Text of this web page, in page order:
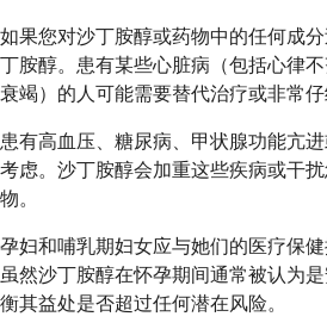
如果您对沙丁胺醇或药物中的任何成
丁胺醇。患有某些心脏病（包括心律
衰竭）的人可能需要替代治疗或非常仔
患有高血压、糖尿病、甲状腺功能亢
考虑。沙丁胺醇会加重这些疾病或干
物。
孕妇和哺乳期妇女应与她们的医疗保健
虽然沙丁胺醇在怀孕期间通常被认为
衡其益处是否超过任何潜在风险。